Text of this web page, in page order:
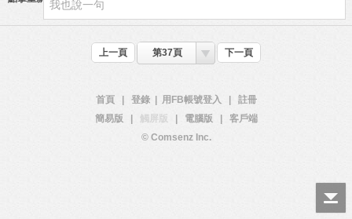
上一頁 第37頁 下一頁
首頁 登錄 用FB帳號登入
註冊
簡易版
觸屏版 電腦版
客戶端
© Comsenz Inc.